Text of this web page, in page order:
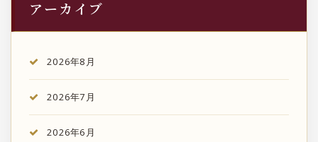
アーカイブ
2026年8月
2026年7月
2026年6月